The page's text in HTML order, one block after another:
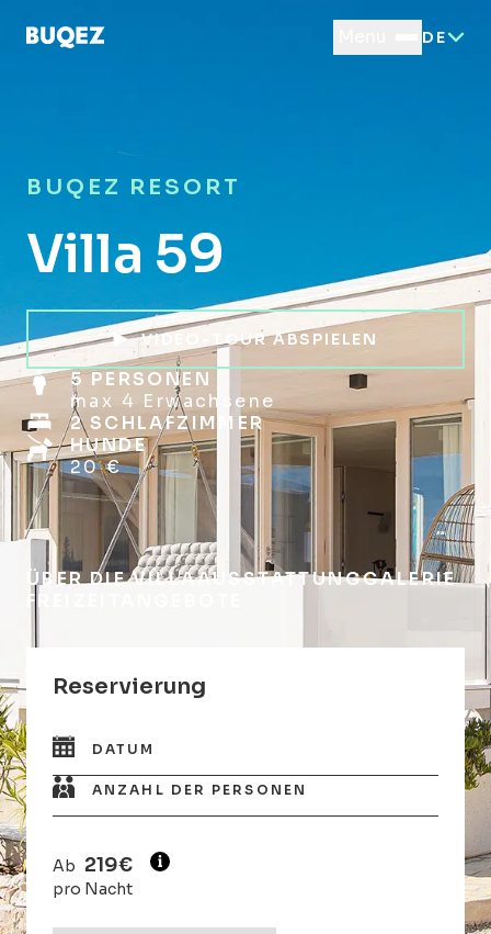
DE
BUQEZ RESORT
Villa 59
VIDEO-TOUR ABSPIELEN
5 PERSONEN
max 4 Erwachsene
2 SCHLAFZIMMER
HUNDE
20 €
ÜBER DIE VILLAAUSSTATTUNGGALERIE
FREIZEITANGEBOTE
Reservierung
DATUM
ANZAHL DER PERSONEN
Ab 219€
pro Nacht